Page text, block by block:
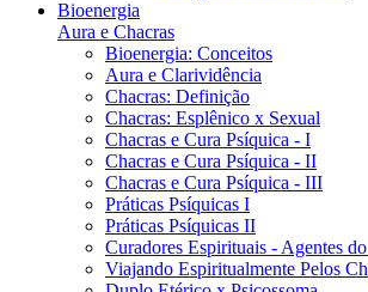
Bioenergia
Aura e Chacras
Bioenergia: Conceitos
Aura e Clarividência
Chacras: Definição
Chacras: Esplênico x Sexual
Chacras e Cura Psíquica - I
Chacras e Cura Psíquica - II
Chacras e Cura Psíquica - III
Práticas Psíquicas I
Práticas Psíquicas II
Curadores Espirituais - Agentes
Viajando Espiritualmente Pelos